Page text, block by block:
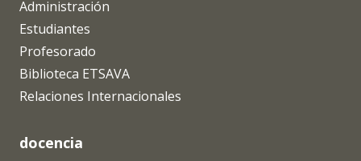
Administración
Estudiantes
Profesorado
Biblioteca ETSAVA
Relaciones Internacionales
docencia